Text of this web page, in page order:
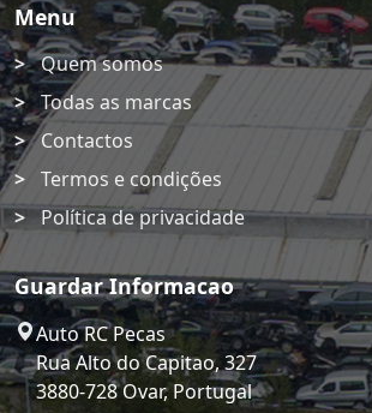
Menu
Quem somos
Todas as marcas
Contactos
Termos e condições
Política de privacidade
Guardar Informacao
Auto RC Pecas
Rua Alto do Capitao, 327
3880-728 Ovar, Portugal